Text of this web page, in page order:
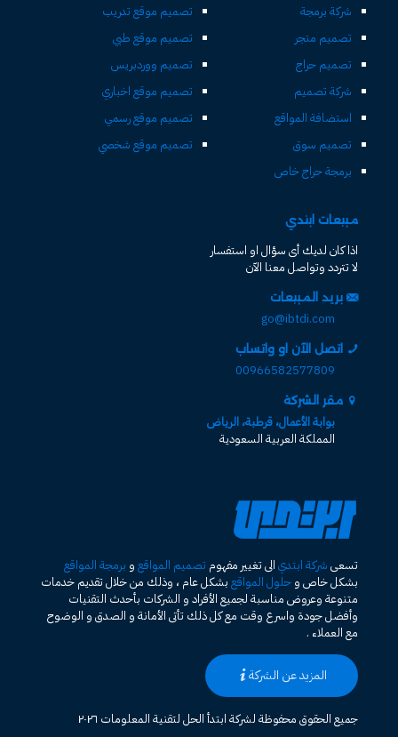
شركة برمجة
تصميم متجر
تصميم حراج
شركة تصميم
استضافة المواقع
تصميم سوق
برمجة حراج خاص
تصميم موقع تدريب
تصميم موقع طبي
تصميم ووردبريس
تصميم موقع اخباري
تصميم موقع رسمي
تصميم موقع شخصي
مبيعات ابتدي
اذا كان لديك أى سؤال او استفسار
لا تتردد وتواصل معنا الآن
بريد المبيعات
go@ibtdi.com
اتصل الآن او واتساب
00966582577809
مقر الشركة
بوابة الأعمال، قرطبة، الرياض
المملكة العربية السعودية
تسعى شركة ابتدي الى تغيير مفهوم تصميم المواقع و برمجة المواقع
بشكل خاص و حلول المواقع بشكل عام ، وذلك من خلال تقديم خدمات
متنوعة وعروض مناسبة لجميع الأفراد و الشركات بأحدث التقنيات
وأفضل جودة واسرع وقت مع كل ذلك تأتى الأمانة و الصدق و الوضوح
مع العملاء .
المزيد عن الشركة
جميع الحقوق محفوظة لشركة ابتدأ الحل لتقنية المعلومات ٢٠٢٦